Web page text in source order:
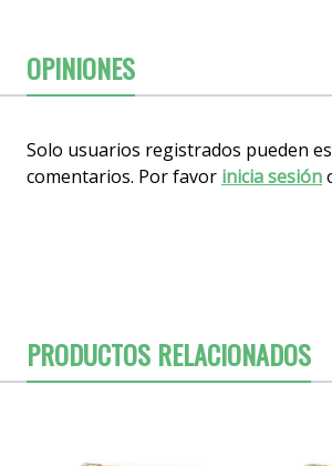
OPINIONES
Solo usuarios registrados pueden
comentarios. Por favor inicia sesión
PRODUCTOS RELACIONADOS